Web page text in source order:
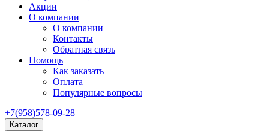
Акции
О компании
О компании
Контакты
Обратная связь
Помощь
Как заказать
Оплата
Популярные вопросы
+7(958)578-09-28
Каталог